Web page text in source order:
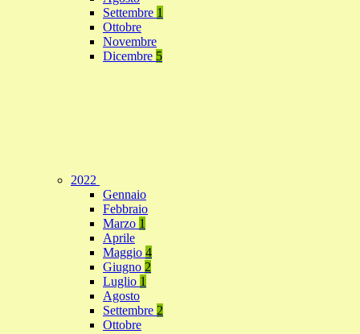
Settembre 1
Ottobre
Novembre
Dicembre 5
2022
Gennaio
Febbraio
Marzo 1
Aprile
Maggio 4
Giugno 2
Luglio 1
Agosto
Settembre 2
Ottobre